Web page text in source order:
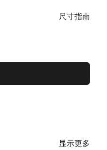
尺寸指南
显示更多